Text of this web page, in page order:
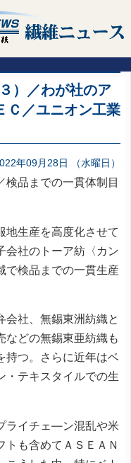
）／わが社のア
Ｃ／ユニオン工業
年09月28日 （水曜日）
検品までの一貫体制目
生産を高度化させて
会社のトーア紡〈カン
で検品までの一貫生産
社、無錫東洲紡織と
などの無錫東亜紡織も
持つ。さらに近年はベ
・テキスタイルでの生
ライチェ―ン混乱や米
トも含めてＡＳＥＡＮ